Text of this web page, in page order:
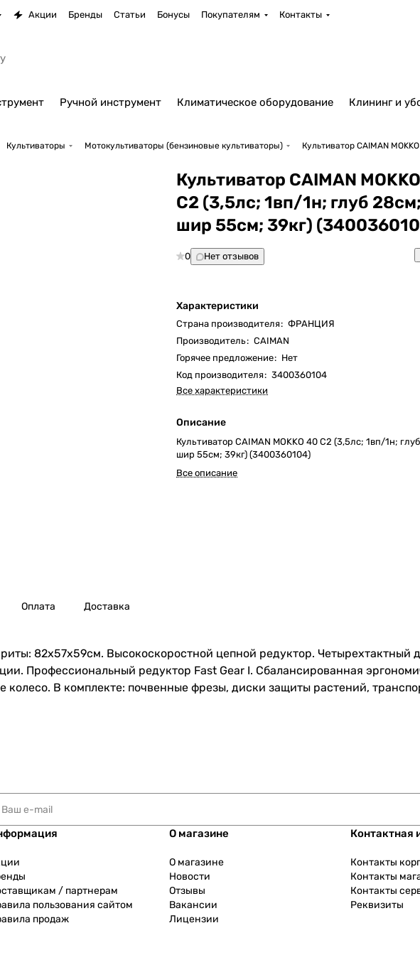
Акции Бренды Статьи Бонусы Покупателям Контакты
Ручной инструмент Климатическое оборудование Клининг и
Культиваторы Мотокультиваторы (бензиновые культиваторы) Культиватор CAIMAN
Культиватор CAIMAN
C2 (3,5лс; 1вп/1н; глуб 28см;
шир 55см; 39кг)
0 Нет отзывов
Характеристики
Страна производителя: ФРАНЦИЯ
Производитель: CAIMAN
Горячее предложение: Нет
Код производителя: 3400360104
Все характеристики
Описание
Культиватор CAIMAN MOKKO 40 C2 (3,5лс; 1вп/1н;
шир 55см; 39кг) (3400360104)
Все описание
Оплата Доставка
82х57х59см. Высокоскоростной цепной редуктор. Четырехтактный
Профессиональный редуктор Fast Gear I. Сбалансированная
колесо. В комплекте: почвенные фрезы, диски защиты растений,
/ партнерам
пользования сайтом
продаж
О магазине
О магазине
Новости
Отзывы
Вакансии
Лицензии
Контактная
Контакты
Контакты
Контакты
Реквизиты